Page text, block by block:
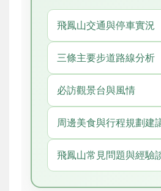
飛鳳山交通與停車實況
三條主要步道路線分析
必訪觀景台與風情
周邊美食與行程規劃建
飛鳳山常見問題與經驗